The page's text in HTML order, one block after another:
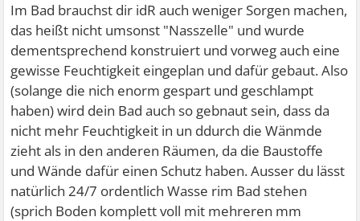
Im Bad brauchst dir idR auch weniger Sorgen machen,
das heißt nicht umsonst "Nasszelle" und wurde
dementsprechend konstruiert und vorweg auch eine
gewisse Feuchtigkeit eingeplan und dafür gebaut. Also
(solange die nich enorm gespart und geschlampt
haben) wird dein Bad auch so gebnaut sein, dass da
nicht mehr Feuchtigkeit in un ddurch die Wänmde
zieht als in den anderen Räumen, da die Baustoffe
und Wände dafür einen Schutz haben. Ausser du lässt
natürlich 24/7 ordentlich Wasse rim Bad stehen
(sprich Boden komplett voll mit mehreren mm